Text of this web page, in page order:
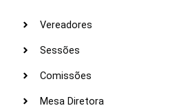
Vereadores
Sessões
Comissões
Mesa Diretora